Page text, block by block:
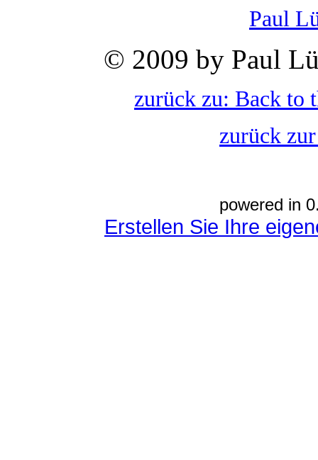
Paul
© 2009 by Paul
zurück zu: Back to
zurück
powered in
Erstellen Sie Ihre